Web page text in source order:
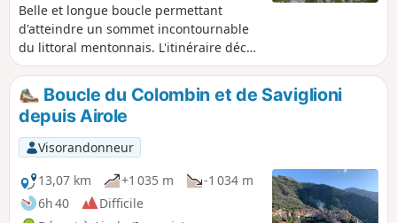
Belle et longue boucle permettant
d'atteindre un sommet incontournable
du littoral mentonnais. L'itinéraire décrit
emprunte une voie originale pour
atteindre le sommet depuis son versant
italien. Du sommet du Monte
Grammondo (Grammond en français),
une très belle vue s'offre à nous allant
du massif de l'Estérel aux plus hauts
sommets du Mercantour. Randonnée
particulièrement appréciable au
printemps lorsque les pivoines ainsi
Boucle du Colombin et de Saviglioni
depuis Airole
Visorandonneur
13,07 km
+1 035 m
-1 034 m
6h 40
Difficile